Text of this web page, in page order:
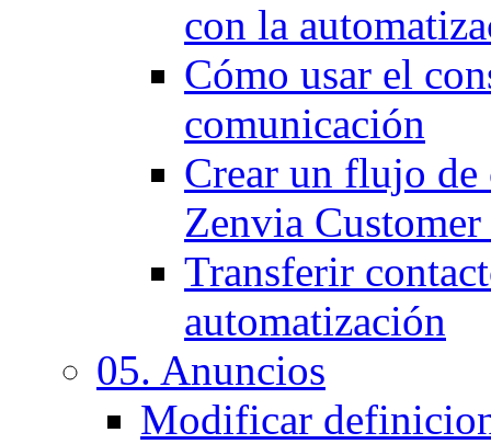
con la
Cómo usar el
comunicación
Crear un flujo de
Zenvia
Transferir
automatización
05. Anuncios
Modificar